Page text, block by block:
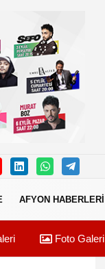
AFYON HABERLERİ
Foto Galeri